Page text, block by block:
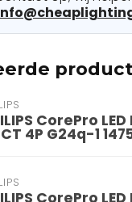
CorePro
4P G24q-1
CorePro